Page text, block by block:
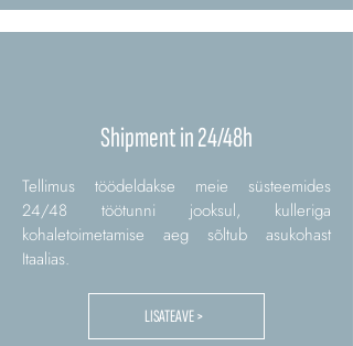
Shipment in 24/48h
Tellimus töödeldakse meie süsteemides
24/48 töötunni jooksul, kulleriga
kohaletoimetamise aeg sõltub asukohast
Itaalias.
LISATEAVE >